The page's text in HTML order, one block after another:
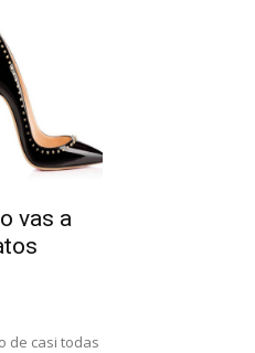
vas a
de casi todas